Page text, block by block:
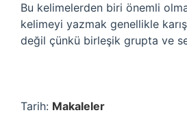
Bu kelimelerden biri önemli
kelimeyi yazmak genellikle
değil çünkü birleşik grupta ve
Tarih: Makaleler